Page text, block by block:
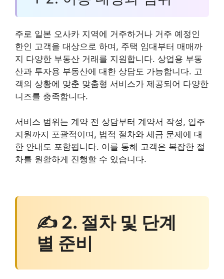
주로 일본 오사카 지역에 거주하거나 거주 예정인
한인 고객을 대상으로 하며, 주택 임대부터 매매까
지 다양한 부동산 거래를 지원합니다. 상업용 부동
산과 투자용 부동산에 대한 상담도 가능합니다. 고
객의 상황에 맞춘 맞춤형 서비스가 제공되어 다양한
니즈를 충족합니다.
서비스 범위는 계약 전 상담부터 계약서 작성, 입주
지원까지 포괄적이며, 법적 절차와 세금 문제에 대
한 안내도 포함됩니다. 이를 통해 고객은 복잡한 절
차를 원활하게 진행할 수 있습니다.
✍ 2. 절차 및 단계
별 준비